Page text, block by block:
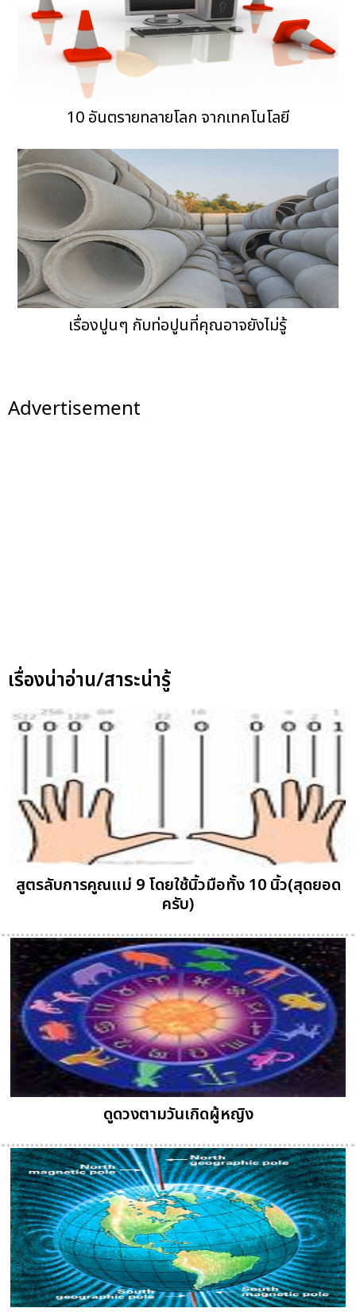
10 อันตรายทลายโลก จากเทคโนโลยี
เรื่องปูนๆ กับท่อปูนที่คุณอาจยังไม่รู้
Advertisement
เรื่องน่าอ่าน/สาระน่ารู้
สูตรลับการคูณแม่ 9 โดยใช้นิ้วมือทั้ง 10 นิ้ว(สุดยอด
ครับ)
ดูดวงตามวันเกิดผู้หญิง